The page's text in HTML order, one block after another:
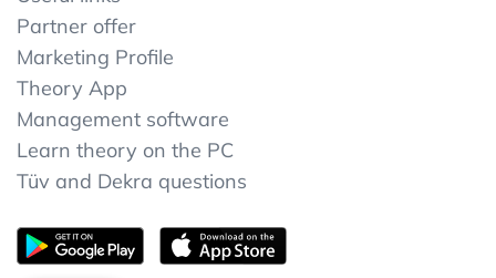
Partner offer
Marketing Profile
Theory App
Management software
Learn theory on the PC
Tüv and Dekra questions